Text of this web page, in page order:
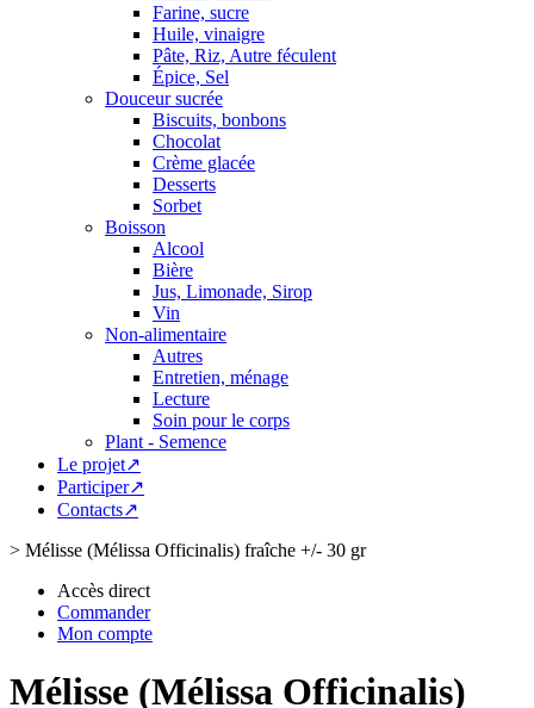
Farine, sucre
Huile, vinaigre
Pâte, Riz, Autre féculent
Épice, Sel
Douceur sucrée
Biscuits, bonbons
Chocolat
Crème glacée
Desserts
Sorbet
Boisson
Alcool
Bière
Jus, Limonade, Sirop
Vin
Non-alimentaire
Autres
Entretien, ménage
Lecture
Soin pour le corps
Plant - Semence
Le projet↗
Participer↗
Contacts↗
> Mélisse (Mélissa Officinalis) fraîche +/- 30 gr
Accès direct
Commander
Mon compte
Mélisse (Mélissa Officinalis)